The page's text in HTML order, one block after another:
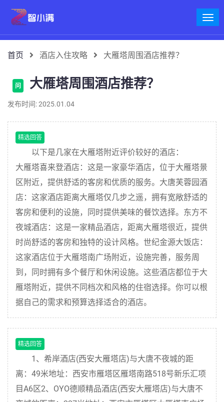
首页 酒店入住攻略 大雁塔周围酒店推荐？
问 大雁塔周围酒店推荐？
发布时间: 2025.01.04
精选回答
以下是几家在大雁塔附近评价较好的酒店：
大雁塔喜来登酒店：这是一家豪华酒店，位于大雁塔景
区附近，提供舒适的客房和优质的服务。大唐芙蓉园酒
店：这家酒店距离大雁塔仅几步之遥，拥有宽敞舒适的
客房和便利的设施，同时提供美味的餐饮选择。东方不
夜城酒店：这是一家精品酒店，距离大雁塔很近，提供
时尚舒适的客房和独特的设计风格。世纪金源大饭店：
这家酒店位于大雁塔南广场附近，设施完善，服务周
到，同时拥有多个餐厅和休闲设施。这些酒店都位于大
雁塔附近，提供不同档次和风格的住宿选择。你可以根
据自己的需求和预算选择适合的酒店。
精选回答
1、希岸酒店(西安大雁塔店)与大唐不夜城的距
离：49米地址：西安市雁塔区雁塔南路518号新乐汇项
目A6区2、OYO德顺精品酒店(西安大雁塔店)与大唐不